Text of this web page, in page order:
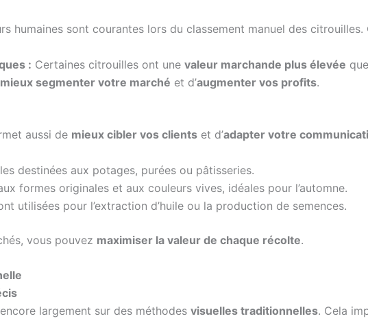
humaines sont courantes lors du classement manuel des
: Certaines citrouilles ont unevaleur marchande plus élevée
mieux segmenter votre marché et d’augmenter vos profits.
aussi de mieux cibler vos clients et d’adapter votre
destinées aux potages, purées ou pâtisseries.
formes originales et aux couleurs vives, idéales pour l’automne.
utilisées pour l’extraction d’huile ou la production de semences.
vous pouvez maximiser la valeur de chaque récolte.
largement sur des méthodes visuelles traditionnelles. Cela